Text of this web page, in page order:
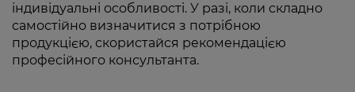
індивідуальні особливості. У разі, коли складно
самостійно визначитися з потрібною
продукцією, скористайся рекомендацією
професійного консультанта.